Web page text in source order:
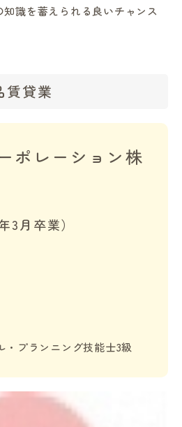
識を蓄えられる良いチャンス
賃貸業
ポレーション株
3月卒業）
・プランニング技能士3級